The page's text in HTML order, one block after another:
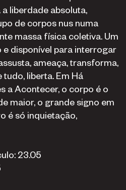
liberdade absoluta,
de corpos nus numa
massa física coletiva. Um
e disponível para interrogar
ameaça, transforma,
liberta. Em Há
a Acontecer, o corpo é o
maior, o grande signo em
é só inquietação,
23.05